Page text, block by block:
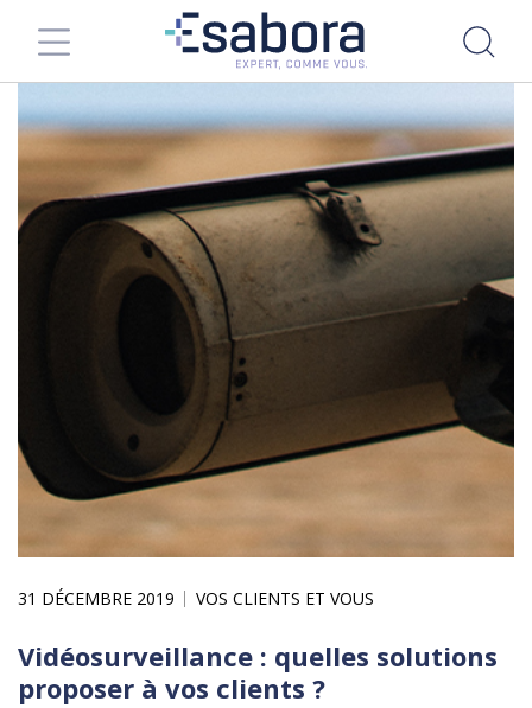
31 DÉCEMBRE 2019 VOS CLIENTS ET VOUS
Vidéosurveillance : quelles solutions
proposer à vos clients ?